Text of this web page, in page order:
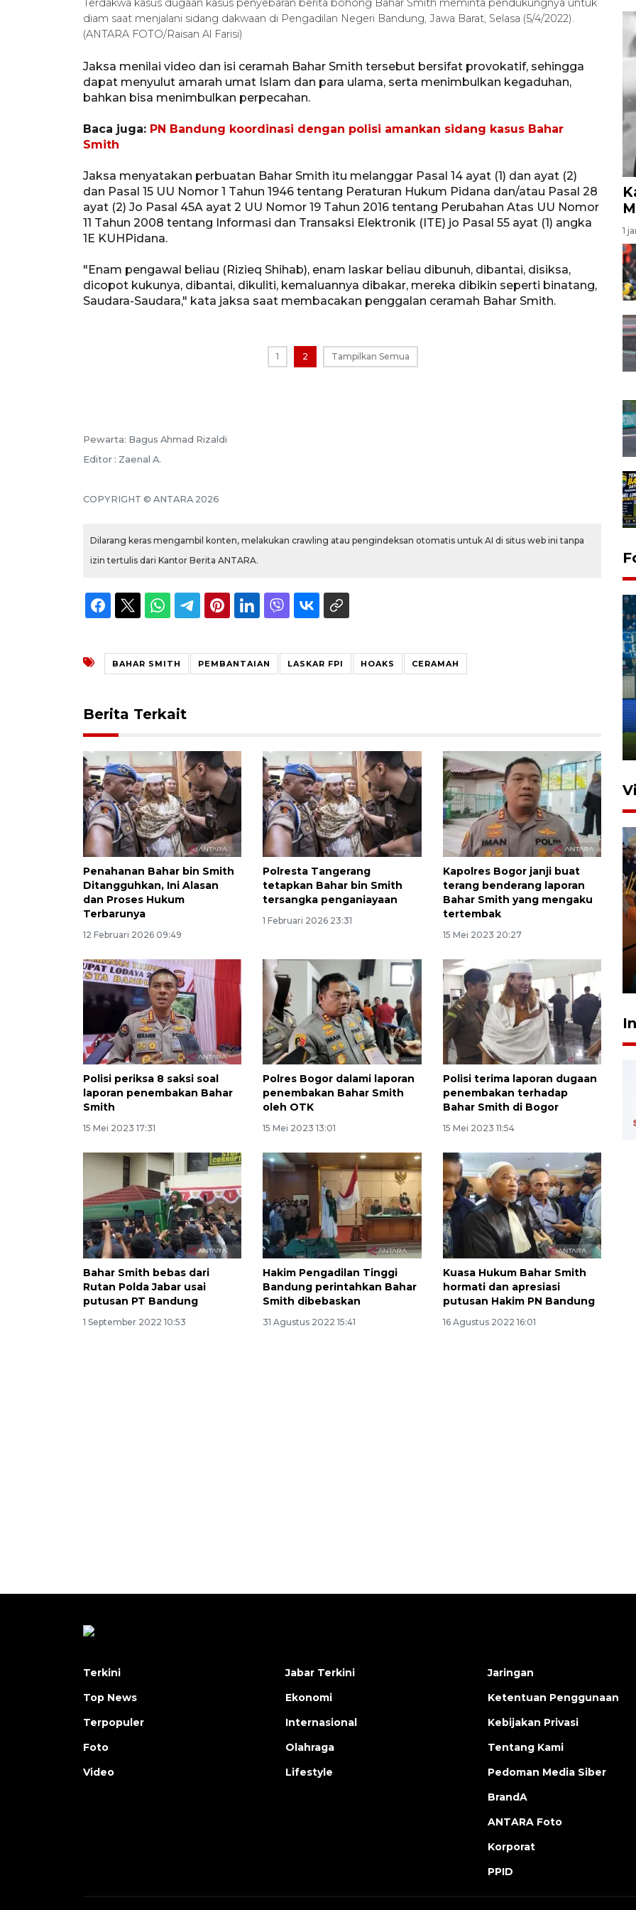
Terdakwa kasus dugaan kasus penyebaran berita bohong Bahar Smith meminta pendukungnya untuk
diam saat menjalani sidang dakwaan di Pengadilan Negeri Bandung, Jawa Barat, Selasa (5/4/2022).
(ANTARA FOTO/Raisan Al Farisi)
Jaksa menilai video dan isi ceramah Bahar Smith tersebut bersifat provokatif, sehingga
dapat menyulut amarah umat Islam dan para ulama, serta menimbulkan kegaduhan,
bahkan bisa menimbulkan perpecahan.
Baca juga: PN Bandung koordinasi dengan polisi amankan sidang kasus Bahar
Smith
Jaksa menyatakan perbuatan Bahar Smith itu melanggar Pasal 14 ayat (1) dan ayat (2)
dan Pasal 15 UU Nomor 1 Tahun 1946 tentang Peraturan Hukum Pidana dan/atau Pasal 28
ayat (2) Jo Pasal 45A ayat 2 UU Nomor 19 Tahun 2016 tentang Perubahan Atas UU Nomor
11 Tahun 2008 tentang Informasi dan Transaksi Elektronik (ITE) jo Pasal 55 ayat (1) angka
1E KUHPidana.
"Enam pengawal beliau (Rizieq Shihab), enam laskar beliau dibunuh, dibantai, disiksa,
dicopot kukunya, dibantai, dikuliti, kemaluannya dibakar, mereka dibikin seperti binatang,
Saudara-Saudara," kata jaksa saat membacakan penggalan ceramah Bahar Smith.
1 2 Tampilkan Semua
Pewarta: Bagus Ahmad Rizaldi
Editor : Zaenal A.
COPYRIGHT © ANTARA 2026
Dilarang keras mengambil konten, melakukan crawling atau pengindeksan otomatis untuk AI di situs web ini tanpa
izin tertulis dari Kantor Berita ANTARA.
BAHAR SMITH PEMBANTAIAN LASKAR FPI HOAKS CERAMAH
Berita Terkait
Penahanan Bahar bin Smith
Ditangguhkan, Ini Alasan
dan Proses Hukum
Terbarunya
12 Februari 2026 09:49
Polresta Tangerang
tetapkan Bahar bin Smith
tersangka penganiayaan
1 Februari 2026 23:31
Kapolres Bogor janji buat
terang benderang laporan
Bahar Smith yang mengaku
tertembak
15 Mei 2023 20:27
Polisi periksa 8 saksi soal
laporan penembakan Bahar
Smith
15 Mei 2023 17:31
Polres Bogor dalami laporan
penembakan Bahar Smith
oleh OTK
15 Mei 2023 13:01
Polisi terima laporan dugaan
penembakan terhadap
Bahar Smith di Bogor
15 Mei 2023 11:54
Bahar Smith bebas dari
Rutan Polda Jabar usai
putusan PT Bandung
1 September 2022 10:53
Hakim Pengadilan Tinggi
Bandung perintahkan Bahar
Smith dibebaskan
31 Agustus 2022 15:41
Kuasa Hukum Bahar Smith
hormati dan apresiasi
putusan Hakim PN Bandung
16 Agustus 2022 16:01
1
amankan tiket semifinal Piala
Presiden
29 Juli 2026 01:36
Terkini
Top News
Terpopuler
Foto
Video
Jabar Terkini
Ekonomi
Internasional
Olahraga
Lifestyle
Jaringan
Ketentuan Penggunaan
Kebijakan Privasi
Tentang Kami
Pedoman Media Siber
BrandA
ANTARA Foto
Korporat
PPID